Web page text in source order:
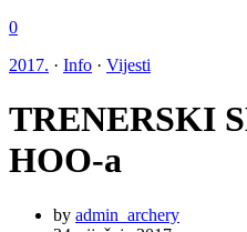
0
2017. · Info · Vijesti
TRENERSKI
HOO-a
by admin_archery